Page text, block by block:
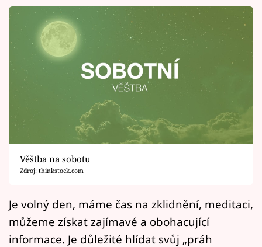
Celebrity
Vztahy
Seriály
Horoskopy
Sledujte prima+
Filmový festival Karlovy Vary
Mámy sobě
Věštba na sobotu
Zdroj: thinkstock.com
Je volný den, máme čas na zklidnění, meditaci,
můžeme získat zajímavé a obohacující
informace. Je důležité hlídat svůj „práh